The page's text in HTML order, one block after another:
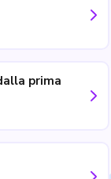
prima